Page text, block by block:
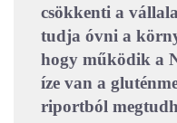
csökkenti a
tudja óvni a
hogy működik a
íze van a
riportból